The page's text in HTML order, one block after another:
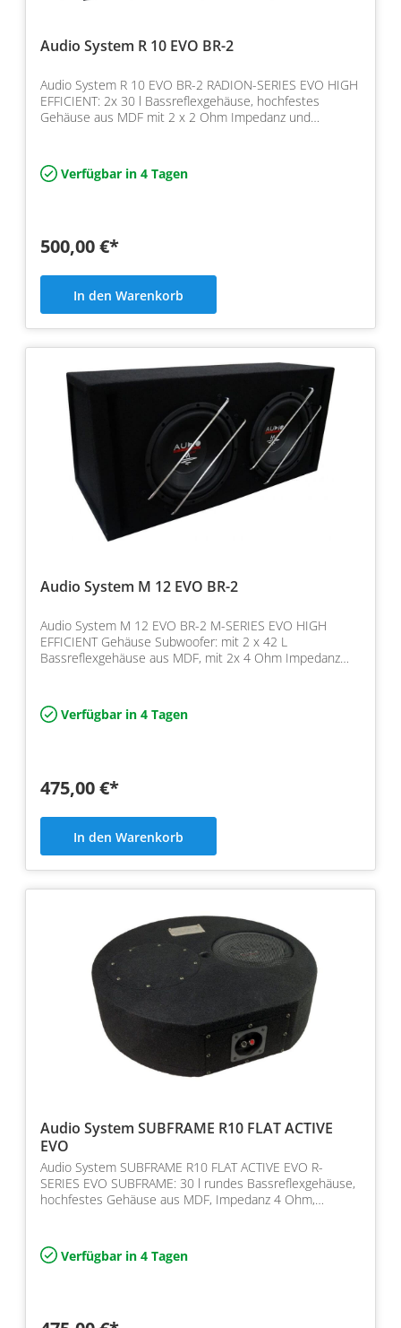
Audio System R 10 EVO BR-2
Audio System R 10 EVO BR-2 RADION-SERIES EVO HIGH
EFFICIENT: 2x 30 l Bassreflexgehäuse, hochfestes
Gehäuse aus MDF mit 2 x 2 Ohm Impedanz und
Verfügbar in 4 Tagen
500,00 €*
In den Warenkorb
Audio System M 12 EVO BR-2
Audio System M 12 EVO BR-2 M-SERIES EVO HIGH
EFFICIENT Gehäuse Subwoofer: mit 2 x 42 L
Bassreflexgehäuse aus MDF, mit 2x 4 Ohm Impedanz
Verfügbar in 4 Tagen
475,00 €*
In den Warenkorb
Audio System SUBFRAME R10 FLAT ACTIVE
EVO
Audio System SUBFRAME R10 FLAT ACTIVE EVO R-
SERIES EVO SUBFRAME: 30 l rundes Bassreflexgehäuse,
hochfestes Gehäuse aus MDF, Impedanz 4 Ohm,
Verfügbar in 4 Tagen